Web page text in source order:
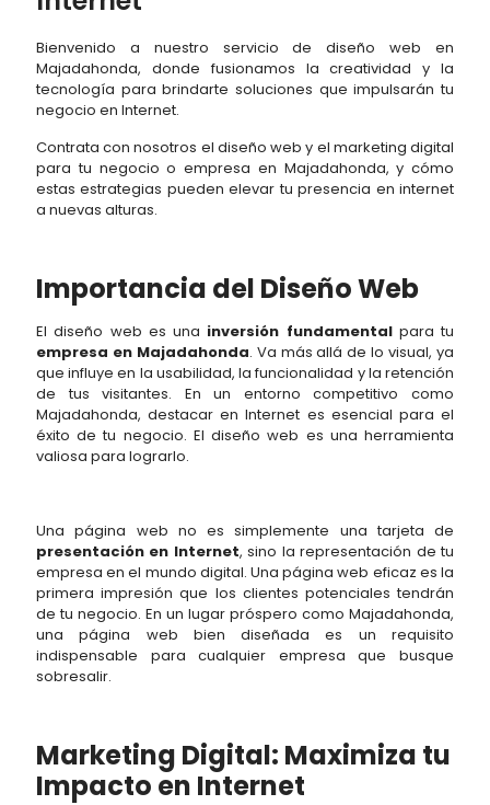
Bienvenido a nuestro servicio de diseño web en
Majadahonda, donde fusionamos la creatividad y la
tecnología para brindarte soluciones que impulsarán tu
negocio en Internet.
Contrata con nosotros el diseño web y el marketing digital
para tu negocio o empresa en Majadahonda, y cómo
estas estrategias pueden elevar tu presencia en internet
a nuevas alturas.
Importancia del Diseño Web
El diseño web es una inversión fundamentalpara tu
empresa en Majadahonda. Va más allá de lo visual, ya
que influye en la usabilidad, la funcionalidad y la retención
de tus visitantes. En un entorno competitivo como
Majadahonda, destacar en Internet es esencial para el
éxito de tu negocio. El diseño web es una herramienta
valiosa para lograrlo.
Una página web no es simplemente una tarjeta de
presentación en Internet, sino la representación de tu
empresa en el mundo digital. Una página web eficaz es la
primera impresión que los clientes potenciales tendrán
de tu negocio. En un lugar próspero como Majadahonda,
una página web bien diseñada es un requisito
indispensable para cualquier empresa que busque
sobresalir.
Marketing Digital: Maximiza tu
Impacto en Internet